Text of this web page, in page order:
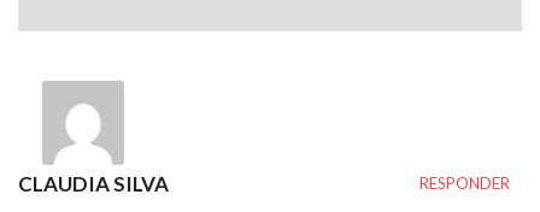
CLAUDIA SILVA RESPONDER